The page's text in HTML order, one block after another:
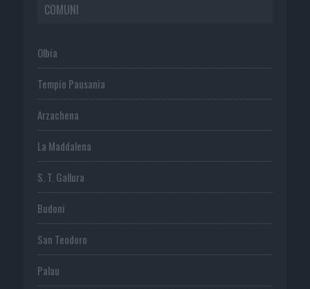
COMUNI
Olbia
Tempio Pausania
Arzachena
La Maddalena
S. T. Gallura
Budoni
San Teodoro
Palau